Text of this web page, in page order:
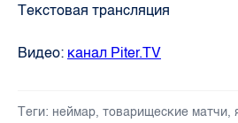
Текстовая трансляция
Видео: канал Piter.TV
Теги: неймар, товарищеские матчи,